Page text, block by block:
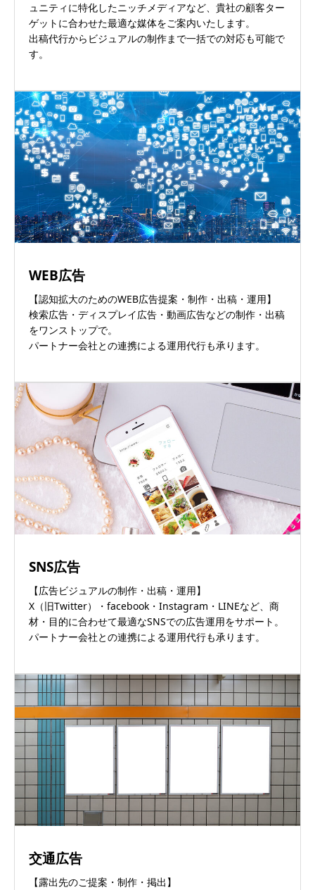
ュニティに特化したニッチメディアなど、貴社の顧客ター
ゲットに合わせた最適な媒体をご案内いたします。
出稿代行からビジュアルの制作まで一括での対応も可能で
す。
WEB広告
【認知拡大のためのWEB広告提案・制作・出稿・運用】
検索広告・ディスプレイ広告・動画広告などの制作・出稿
をワンストップで。
パートナー会社との連携による運用代行も承ります。
SNS広告
【広告ビジュアルの制作・出稿・運用】
X（旧Twitter）・facebook・Instagram・LINEなど、商
材・目的に合わせて最適なSNSでの広告運用をサポート。
パートナー会社との連携による運用代行も承ります。
交通広告
【露出先のご提案・制作・掲出】